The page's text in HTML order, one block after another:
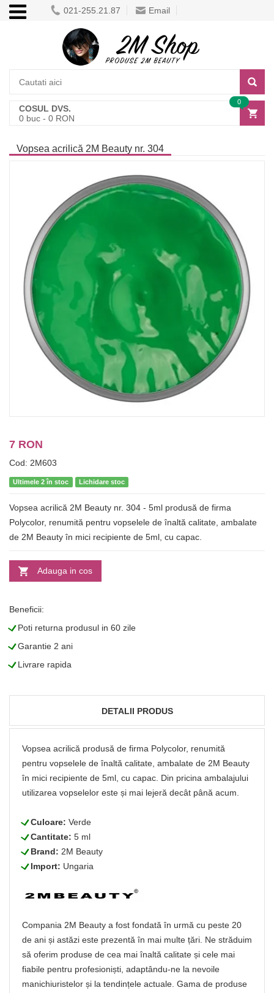
021-255.21.87 Email
COSUL DVS.
0 buc - 0 RON
0
Vopsea acrilică 2M Beauty nr. 304
7 RON
Cod: 2M603
Ultimele 2 în stoc Lichidare stoc
Vopsea acrilică 2M Beauty nr. 304 - 5ml produsă de firma
Polycolor, renumită pentru vopselele de înaltă calitate, ambalate
de 2M Beauty în mici recipiente de 5ml, cu capac.
Adauga in cos
Beneficii:
LPoti returna produsul in 60 zile
LGarantie 2 ani
LLivrare rapida
DETALII PRODUS
Vopsea acrilică produsă de firma Polycolor, renumită
pentru vopselele de înaltă calitate, ambalate de 2M Beauty
în mici recipiente de 5ml, cu capac. Din pricina ambalajului
utilizarea vopselelor este și mai lejeră decât până acum.
LCuloare: Verde
LCantitate: 5 ml
LBrand: 2M Beauty
LImport: Ungaria
Compania 2M Beauty a fost fondată în urmă cu peste 20
de ani și astăzi este prezentă în mai multe țări. Ne străduim
să oferim produse de cea mai înaltă calitate și cele mai
fiabile pentru profesioniști, adaptându-ne la nevoile
manichiuristelor și la tendințele actuale. Gama de produse